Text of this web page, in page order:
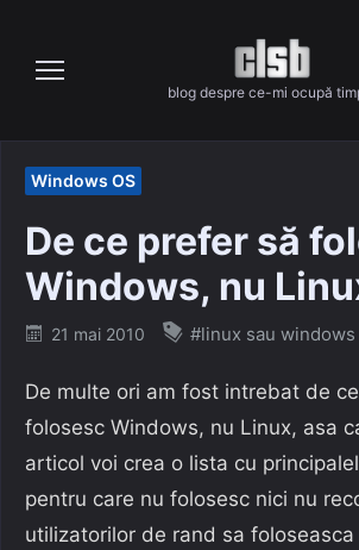
content
blog despre ce-mi ocupă
Windows OS
De ce prefer să
Windows, nu
Posted
21 mai 2010 #linux sau windows
De multe ori am fost intrebat de
folosesc Windows, nu Linux, asa
articol voi crea o lista cu
pentru care nu folosesc nici nu
utilizatorilor de rand sa foloseasca